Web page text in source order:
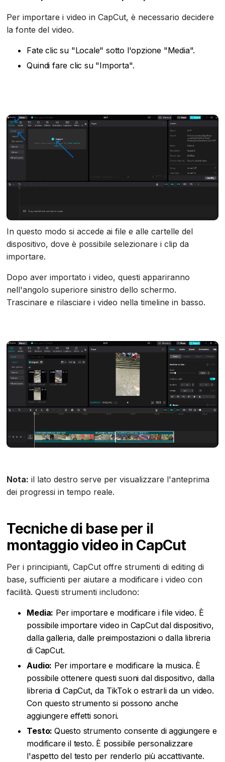
Per importare i video in CapCut, è necessario decidere
la fonte del video.
Fate clic su "Locale" sotto l'opzione "Media".
Quindi fare clic su "Importa".
In questo modo si accede ai file e alle cartelle del
dispositivo, dove è possibile selezionare i clip da
importare.
Dopo aver importato i video, questi appariranno
nell'angolo superiore sinistro dello schermo.
Trascinare e rilasciare i video nella timeline in basso.
Nota: il lato destro serve per visualizzare l'anteprima
dei progressi in tempo reale.
Tecniche di base per il
montaggio video in CapCut
Per i principianti, CapCut offre strumenti di editing di
base, sufficienti per aiutare a modificare i video con
facilità. Questi strumenti includono:
Media: Per importare e modificare i file video. È
possibile importare video in CapCut dal dispositivo,
dalla galleria, dalle preimpostazioni o dalla libreria
di CapCut.
Audio: Per importare e modificare la musica. È
possibile ottenere questi suoni dal dispositivo, dalla
libreria di CapCut, da TikTok o estrarli da un video.
Con questo strumento si possono anche
aggiungere effetti sonori.
Testo:Questo strumento consente di aggiungere e
modificare il testo. È possibile personalizzare
l'aspetto del testo per renderlo più accattivante.